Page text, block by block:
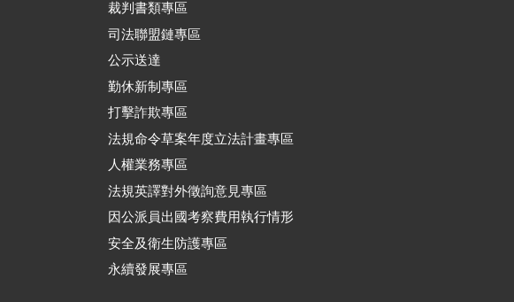
裁判書類專區
司法聯盟鏈專區
公示送達
勤休新制專區
打擊詐欺專區
法規命令草案年度立法計畫專區
人權業務專區
法規英譯對外徵詢意見專區
因公派員出國考察費用執行情形
安全及衛生防護專區
永續發展專區